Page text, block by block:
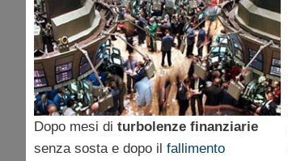
Dopo mesi di turbolenze finanziarie
senza sosta e dopo il fallimento